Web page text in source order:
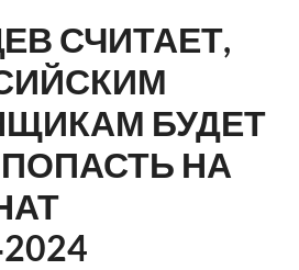
СЧИТАЕТ,
БУДЕТ
НА